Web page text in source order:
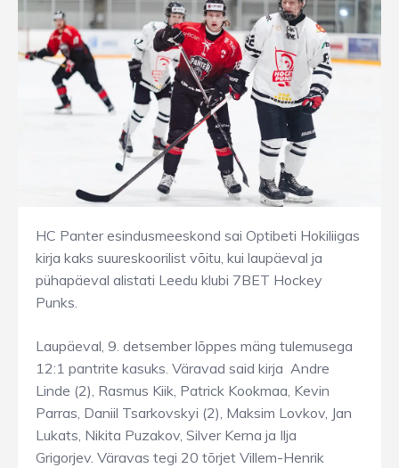
HC Panter esindusmeeskond sai Optibeti Hokiliigas
kirja kaks suureskoorilist võitu, kui laupäeval ja
pühapäeval alistati Leedu klubi 7BET Hockey
Punks.
Laupäeval, 9. detsember lõppes mäng tulemusega
12:1 pantrite kasuks. Väravad said kirja Andre
Linde (2), Rasmus Kiik, Patrick Kookmaa, Kevin
Parras, Daniil Tsarkovskyi (2), Maksim Lovkov, Jan
Lukats, Nikita Puzakov, Silver Kerna ja Ilja
Grigorjev. Väravas tegi 20 tõrjet Villem-Henrik